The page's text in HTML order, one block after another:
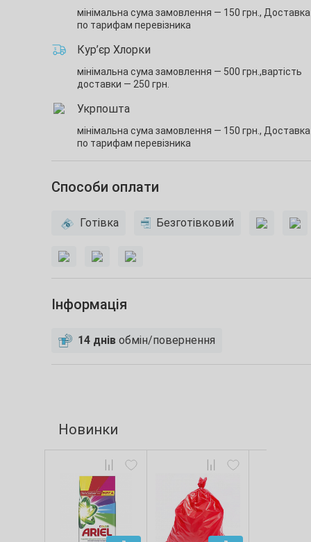
мінімальна сума замовлення — 150 грн.,
по тарифам перевізника
Кур’єр Хлорки
мінімальна сума замовлення — 500 грн.,вартість
доставки — 250 грн.
Укрпошта
мінімальна сума замовлення — 150 грн.,
по тарифам перевізника
Способи оплати
Готівка Безготівковий
Інформація
14 днів обмін/повернення
Новинки